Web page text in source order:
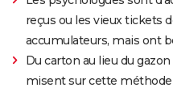
reçus ou les vieux tickets
accumulateurs, mais ont
Du carton au lieu du
misent sur cette méthode